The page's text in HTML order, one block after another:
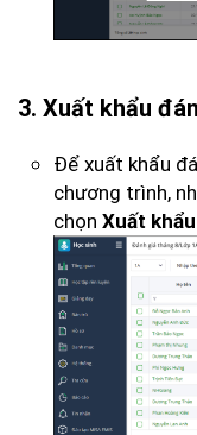
3. Xuất khẩu
Để xuất khẩu
chương trình,
chọn Xuất